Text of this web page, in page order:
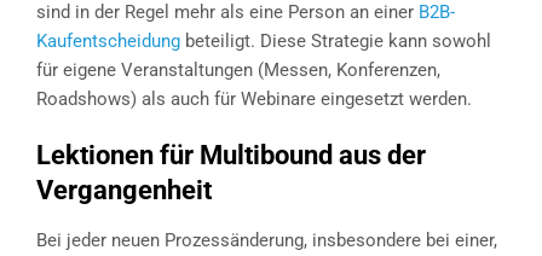
sind in der Regel mehr als eine Person an einer B2B-
Kaufentscheidung beteiligt. Diese Strategie kann sowohl
für eigene Veranstaltungen (Messen, Konferenzen,
Roadshows) als auch für Webinare eingesetzt werden.
Lektionen für Multibound aus der
Vergangenheit
Bei jeder neuen Prozessänderung, insbesondere bei einer,